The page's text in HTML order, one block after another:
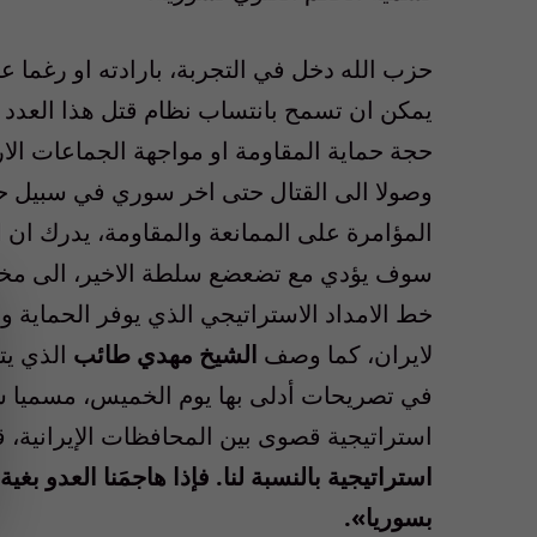
حزب الله دخل في التجربة، بارادته او رغما
يمكن ان تسمح بانتساب نظام قتل هذا
حجة حماية المقاومة او مواجهة الجماعات
وصولا الى القتال حتى اخر سوري في سبيل
المؤامرة على الممانعة والمقاومة، يدرك
سوف يؤدي مع تضعضع سلطة الاخير، الى
خط الامداد الاستراتيجي الذي يوفر
لايران، كما وصف الشيخ مهدي طائب الذي
استراتيجية قصوى بين المحافظات الإيرانية،
استراتيجية بالنسبة لنا. فإذا هاجمَنا العدو
بسوريا».